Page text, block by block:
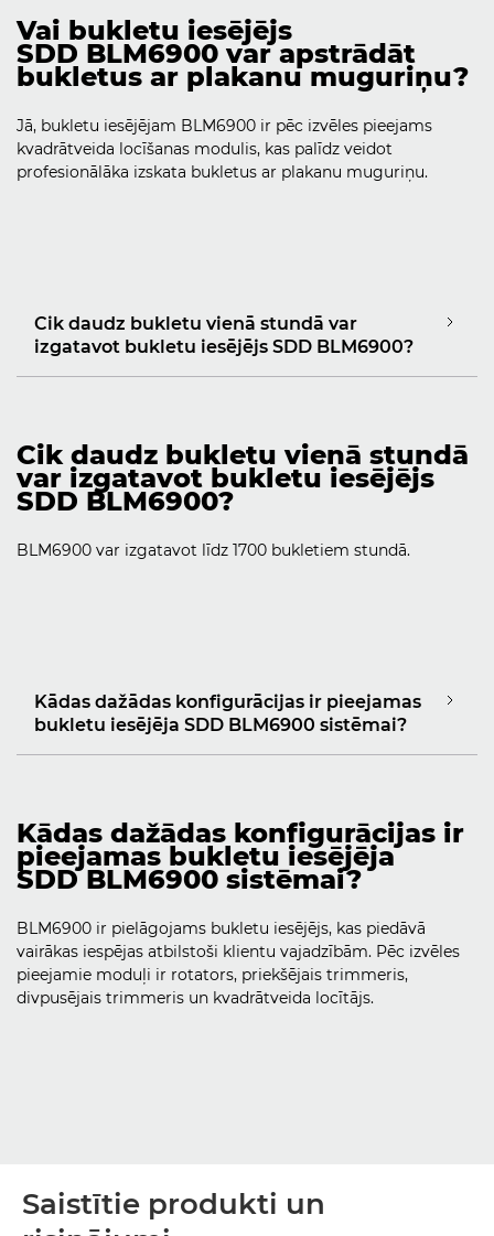
Vai bukletu iesējējs
SDD BLM6900 var apstrādāt
bukletus ar plakanu muguriņu?
Jā, bukletu iesējējam BLM6900 ir pēc izvēles pieejams
kvadrātveida locīšanas modulis, kas palīdz veidot
profesionālāka izskata bukletus ar plakanu muguriņu.
Cik daudz bukletu vienā stundā var
izgatavot bukletu iesējējs SDD BLM6900?
Cik daudz bukletu vienā stundā
var izgatavot bukletu iesējējs
SDD BLM6900?
BLM6900 var izgatavot līdz 1700 bukletiem stundā.
Kādas dažādas konfigurācijas ir pieejamas
bukletu iesējēja SDD BLM6900 sistēmai?
Kādas dažādas konfigurācijas ir
pieejamas bukletu iesējēja
SDD BLM6900 sistēmai?
BLM6900 ir pielāgojams bukletu iesējējs, kas piedāvā
vairākas iespējas atbilstoši klientu vajadzībām. Pēc izvēles
pieejamie moduļi ir rotators, priekšējais trimmeris,
divpusējais trimmeris un kvadrātveida locītājs.
Saistītie produkti un